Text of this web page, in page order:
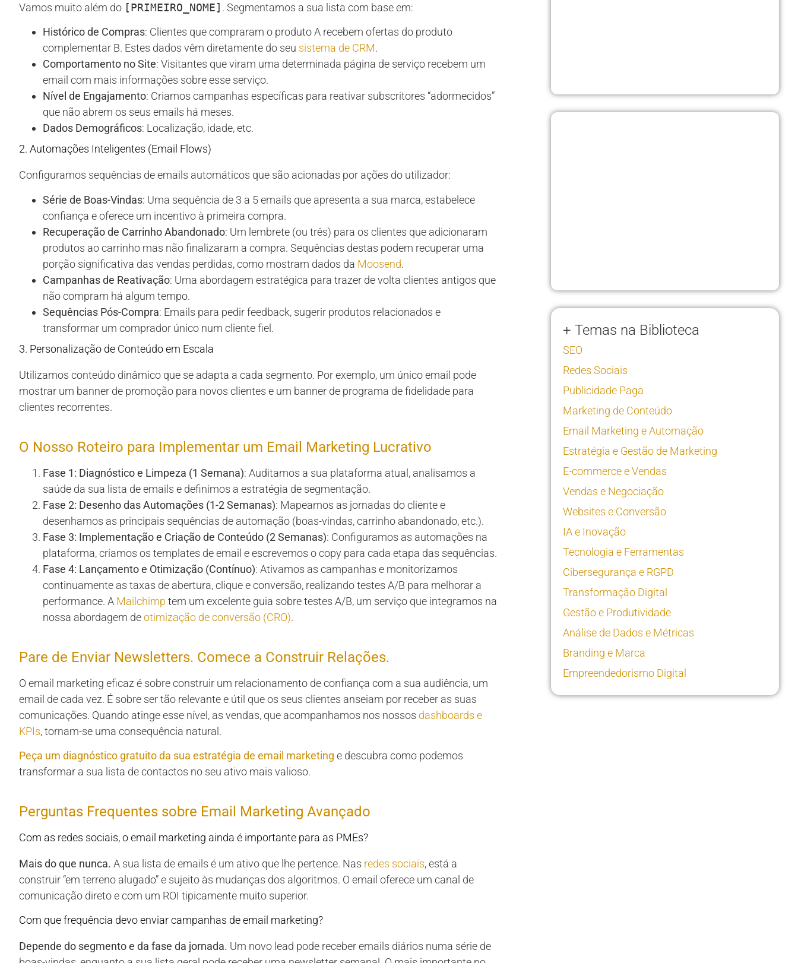
Vamos muito além do [PRIMEIRO_NOME] . Segmentamos a sua lista com base em:
Histórico de Compras: Clientes que compraram o produto A recebem ofertas do produto
complementar B. Estes dados vêm diretamente do seu sistema de CRM.
Comportamento no Site: Visitantes que viram uma determinada página de serviço recebem um
email com mais informações sobre esse serviço.
Nível de Engajamento: Criamos campanhas específicas para reativar subscritores “adormecidos”
que não abrem os seus emails há meses.
Dados Demográficos: Localização, idade, etc.
2. Automações Inteligentes (Email Flows)
Configuramos sequências de emails automáticos que são acionadas por ações do utilizador:
Série de Boas-Vindas: Uma sequência de 3 a 5 emails que apresenta a sua marca, estabelece
confiança e oferece um incentivo à primeira compra.
Recuperação de Carrinho Abandonado: Um lembrete (ou três) para os clientes que adicionaram
produtos ao carrinho mas não finalizaram a compra. Sequências destas podem recuperar uma
porção significativa das vendas perdidas, como mostram dados da Moosend.
Campanhas de Reativação: Uma abordagem estratégica para trazer de volta clientes antigos que
não compram há algum tempo.
Sequências Pós-Compra: Emails para pedir feedback, sugerir produtos relacionados e
transformar um comprador único num cliente fiel.
3. Personalização de Conteúdo em Escala
Utilizamos conteúdo dinâmico que se adapta a cada segmento. Por exemplo, um único email pode
mostrar um banner de promoção para novos clientes e um banner de programa de fidelidade para
clientes recorrentes.
O Nosso Roteiro para Implementar um Email Marketing Lucrativo
Fase 1: Diagnóstico e Limpeza (1 Semana): Auditamos a sua plataforma atual, analisamos a
saúde da sua lista de emails e definimos a estratégia de segmentação.
Fase 2: Desenho das Automações (1-2 Semanas): Mapeamos as jornadas do cliente e
desenhamos as principais sequências de automação (boas-vindas, carrinho abandonado, etc.).
Fase 3: Implementação e Criação de Conteúdo (2 Semanas): Configuramos as automações na
plataforma, criamos os templates de email e escrevemos o copy para cada etapa das sequências.
Fase 4: Lançamento e Otimização (Contínuo): Ativamos as campanhas e monitorizamos
continuamente as taxas de abertura, clique e conversão, realizando testes A/B para melhorar a
performance. A Mailchimp tem um excelente guia sobre testes A/B, um serviço que integramos na
nossa abordagem deotimização de conversão (CRO).
Pare de Enviar Newsletters. Comece a Construir Relações.
O email marketing eficaz é sobre construir um relacionamento de confiança com a sua audiência, um
email de cada vez. É sobre ser tão relevante e útil que os seus clientes anseiam por receber as suas
comunicações. Quando atinge esse nível, as vendas, que acompanhamos nos nossos dashboards e
KPIs, tornam-se uma consequência natural.
Peça um diagnóstico gratuito da sua estratégia de email marketing e descubra como podemos
transformar a sua lista de contactos no seu ativo mais valioso.
Perguntas Frequentes sobre Email Marketing Avançado
Com as redes sociais, o email marketing ainda é importante para as PMEs?
Mais do que nunca. A sua lista de emails é um ativo que lhe pertence. Nas redes sociais, está a
construir “em terreno alugado” e sujeito às mudanças dos algoritmos. O email oferece um canal de
comunicação direto e com um ROI tipicamente muito superior.
Com que frequência devo enviar campanhas de email marketing?
Depende do segmento e da fase da jornada. Um novo lead pode receber emails diários numa série de
+ Temas na Biblioteca
SEO
Redes Sociais
Publicidade Paga
Marketing de Conteúdo
Email Marketing e Automação
Estratégia e Gestão de Marketing
E-commerce e Vendas
Vendas e Negociação
Websites e Conversão
IA e Inovação
Tecnologia e Ferramentas
Cibersegurança e RGPD
Transformação Digital
Gestão e Produtividade
Análise de Dados e Métricas
Branding e Marca
Empreendedorismo Digital